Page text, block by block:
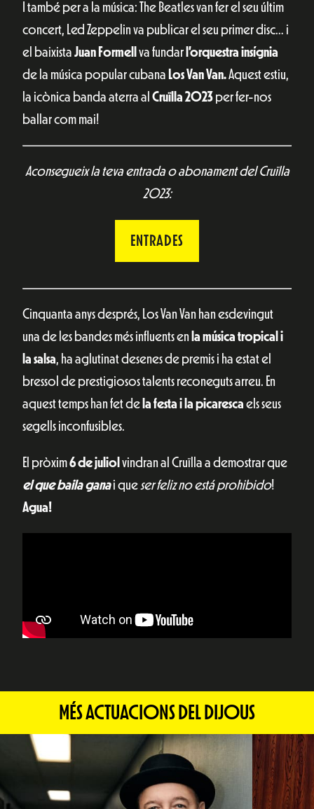
I també per a la música: The Beatles van fer el seu últim
concert, Led Zeppelin va publicar el seu primer disc… i
el baixista Juan Formell va fundar l’orquestra insígnia
de la música popular cubana Los Van Van.Aquest estiu,
la icònica banda aterra al Cruïlla 2023 per fer-nos
ballar com mai!
Aconsegueix la teva entrada o abonament del Cruïlla
2023:
ENTRADES
Cinquanta anys després, Los Van Van han esdevingut
una de les bandes més influents en la música tropical i
la salsa, ha aglutinat desenes de premis i ha estat el
bressol de prestigiosos talents reconeguts arreu. En
aquest temps han fet de la festa i la picaresca els seus
segells inconfusibles.
El pròxim6 de juliol vindran al Cruïlla a demostrar que
el que baila gana i queser feliz no está prohibido!
Agua!
MÉS ACTUACIONS DEL DIJOUS